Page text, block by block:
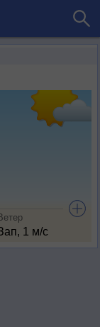
1 м/с